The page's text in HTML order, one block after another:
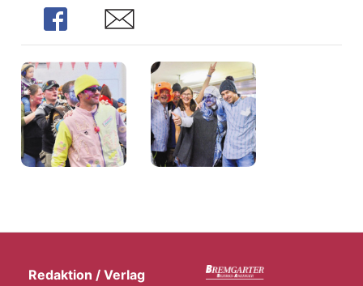
Share Share
Redaktion / Verlag